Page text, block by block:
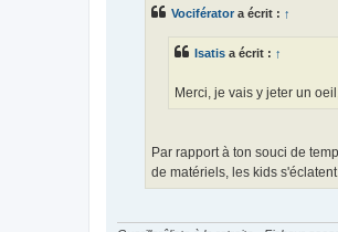
Vociférator a écrit : ↑
Isatis a écrit : ↑
Merci, je vais y jeter un
Par rapport à ton souci de
de matériels, les kids